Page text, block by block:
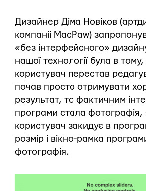
Дизайнер Діма Новіков
компаніі MacPaw)
«без інтерфейсного»
нашої технології була в
користувач перестав
почав просто отримувати
результат, то фактичним
програми стала фотографія,
користувач закидує в
розмір і вікно-рамка
фотографія.